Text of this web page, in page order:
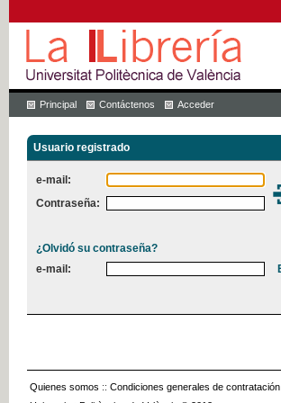
Principal Contáctenos Acceder
Usuario registrado
e-mail:
Contraseña:
¿Olvidó su contraseña?
e-mail:
Quienes somos :: Condiciones generales de contratación